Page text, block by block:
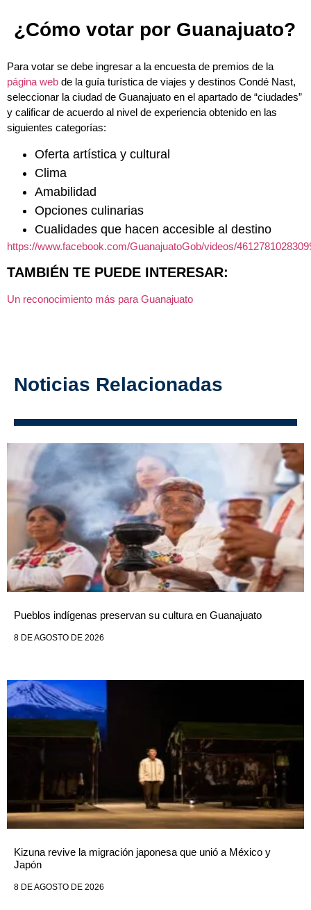
¿Cómo votar por Guanajuato?
Para votar se debe ingresar a la encuesta de premios de la
página web de la guía turística de viajes y destinos Condé Nast,
seleccionar la ciudad de Guanajuato en el apartado de “ciudades”
y calificar de acuerdo al nivel de experiencia obtenido en las
siguientes categorías:
Oferta artística y cultural
Clima
Amabilidad
Opciones culinarias
Cualidades que hacen accesible al destino
https://www.facebook.com/GuanajuatoGob/videos/
TAMBIÉN TE PUEDE INTERESAR:
Un reconocimiento más para Guanajuato
Noticias Relacionadas
Pueblos indígenas preservan su cultura en Guanajuato
8 DE AGOSTO DE 2026
Kizuna revive la migración japonesa que unió a México y
Japón
8 DE AGOSTO DE 2026